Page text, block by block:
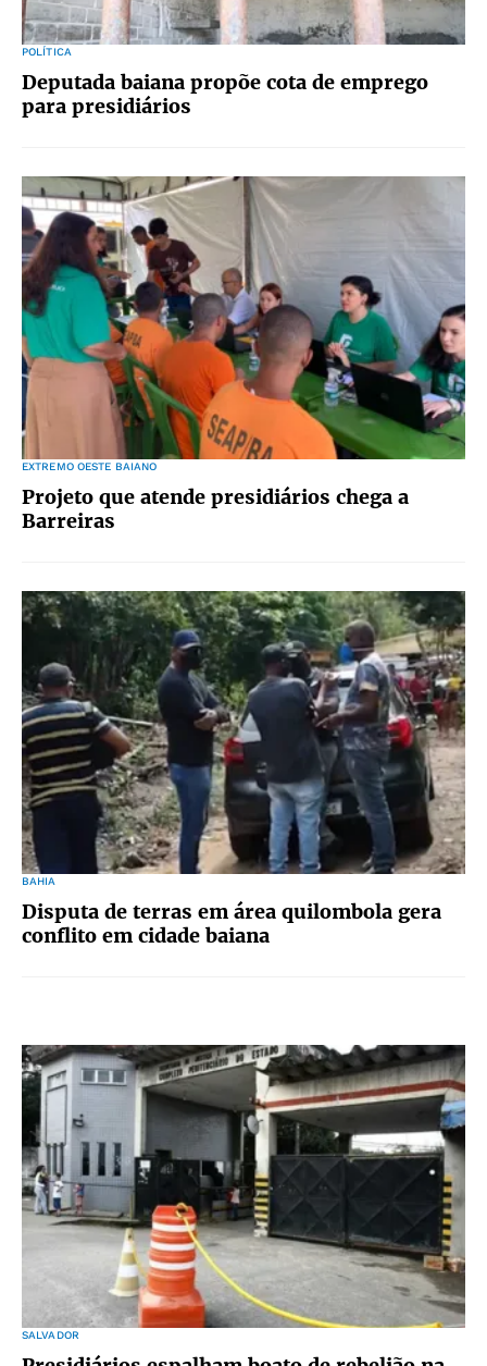
POLÍTICA
Deputada baiana propõe cota de emprego
para presidiários
EXTREMO OESTE BAIANO
Projeto que atende presidiários chega a
Barreiras
BAHIA
Disputa de terras em área quilombola gera
conflito em cidade baiana
SALVADOR